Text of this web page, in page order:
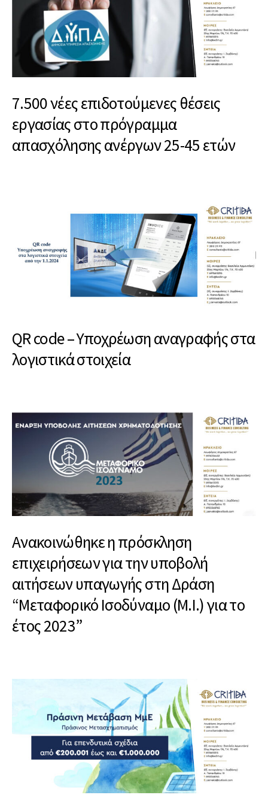
7.500 νέες επιδοτούμενες θέσεις
εργασίας στο πρόγραμμα
απασχόλησης ανέργων 25-45 ετών
QR code – Υποχρέωση αναγραφής στα
λογιστικά στοιχεία
Ανακοινώθηκε η πρόσκληση
επιχειρήσεων για την υποβολή
αιτήσεων υπαγωγής στη Δράση
“Μεταφορικό Ισοδύναμο (Μ.Ι.) για το
έτος 2023”